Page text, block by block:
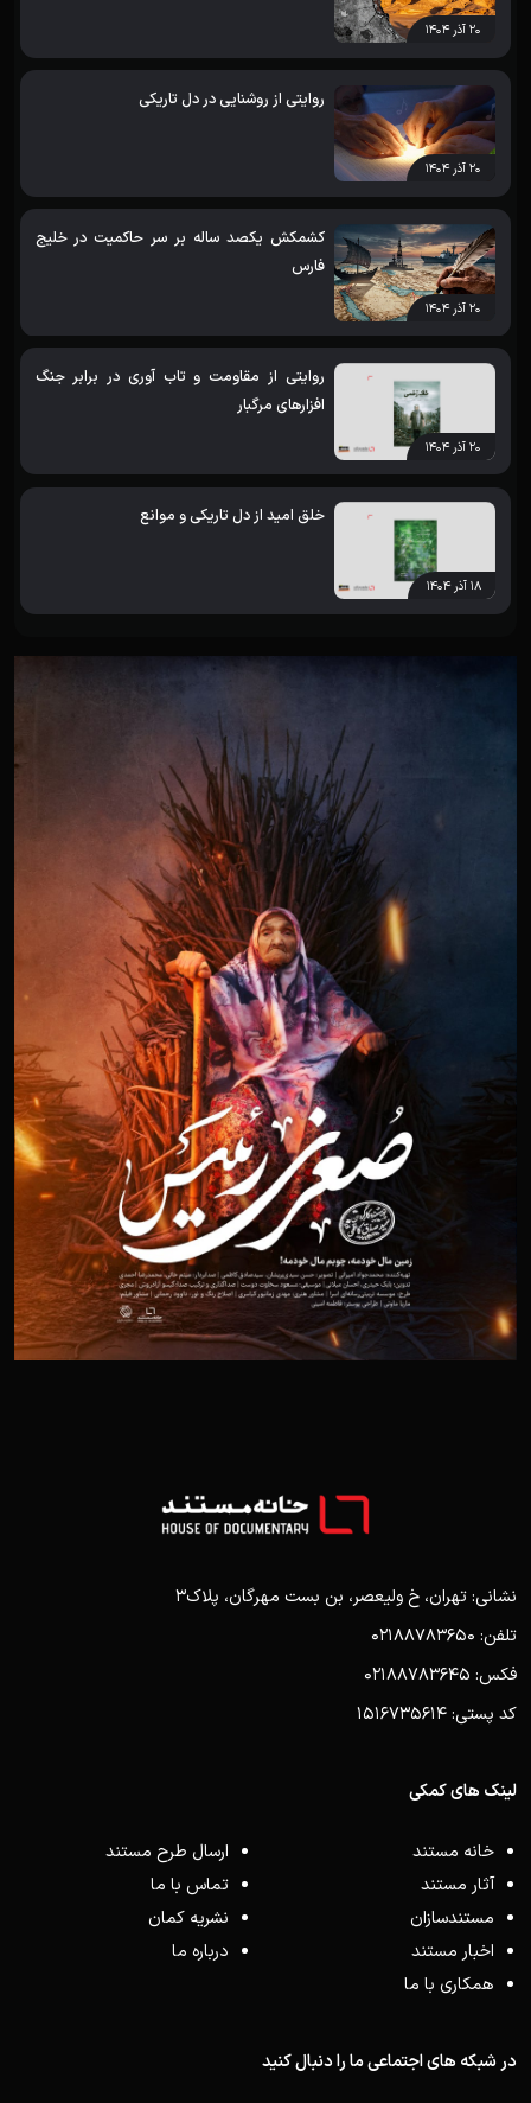
۲۰ آذر ۱۴۰۴
۲۰ آذر ۱۴۰۴
روایتی از روشنایی در دل تاریکی
۲۰ آذر ۱۴۰۴
کشمکش یکصد ساله بر سر حاکمیت در خلیج
فارس
۲۰ آذر ۱۴۰۴
روایتی از مقاومت و تاب آوری در برابر جنگ
افزارهای مرگبار
۱۸ آذر ۱۴۰۴
خلق امید از دل تاریکی و موانع
نشانی: تهران، خ ولیعصر، بن بست مهرگان، پلاک3
تلفن: 02188783650
فکس: 02188783645
کد پستی: 1516735614
لینک های کمکی
خانه مستند
آثار مستند
مستندسازان
اخبار مستند
همکاری با ما
ارسال طرح مستند
تماس با ما
نشریه کمان
درباره ما
در شبکه های اجتماعی ما را دنبال کنید